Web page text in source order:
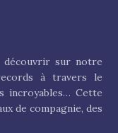
découvrir sur notre
à travers le
incroyables… Cette
de compagnie, des